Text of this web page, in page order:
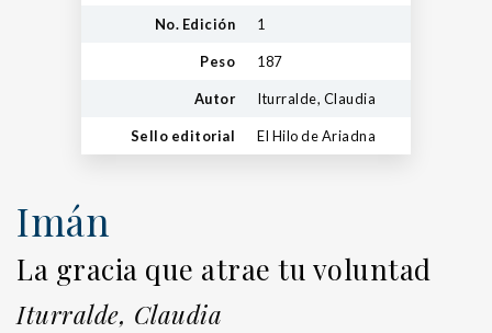
No. Edición 1
Peso 187
Autor Iturralde, Claudia
Sello editorial El Hilo de Ariadna
Imán
La gracia que atrae tu voluntad
Iturralde, Claudia